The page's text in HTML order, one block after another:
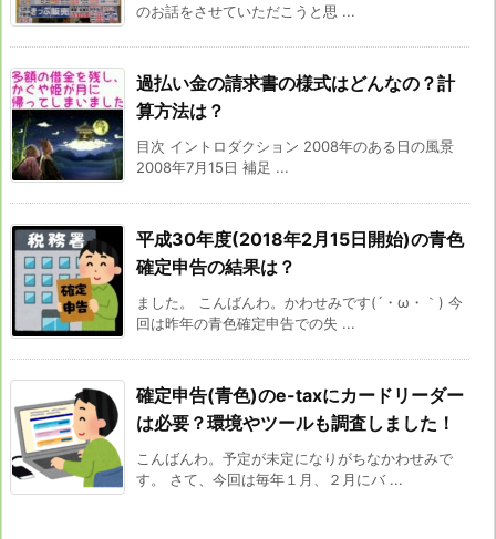
のお話をさせていただこうと思 ...
過払い金の請求書の様式はどんなの？計
算方法は？
目次 イントロダクション 2008年のある日の風景
2008年7月15日 補足 ...
平成30年度(2018年2月15日開始)の青色
確定申告の結果は？
ました。 こんばんわ。かわせみです(´・ω・｀) 今
回は昨年の青色確定申告での失 ...
確定申告(青色)のe-taxにカードリーダー
は必要？環境やツールも調査しました！
こんばんわ。予定が未定になりがちなかわせみで
す。 さて、今回は毎年１月、２月にバ ...